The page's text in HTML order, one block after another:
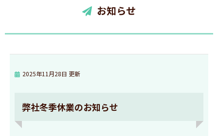
お知らせ
2025年11月28日 更新
弊社冬季休業のお知らせ